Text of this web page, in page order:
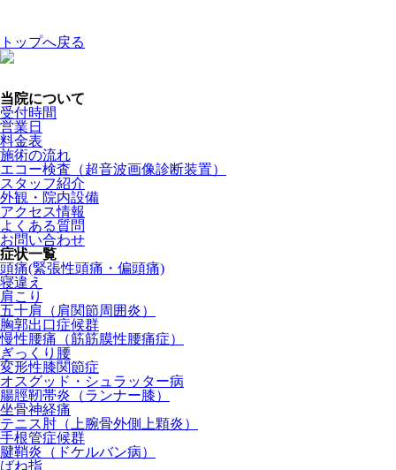
トップへ戻る
当院について
受付時間
営業日
料金表
施術の流れ
エコー検査（超音波画像診断装置）
スタッフ紹介
外観・院内設備
アクセス情報
よくある質問
お問い合わせ
症状一覧
頭痛(緊張性頭痛・偏頭痛)
寝違え
肩こり
五十肩（肩関節周囲炎）
胸郭出口症候群
慢性腰痛（筋筋膜性腰痛症）
ぎっくり腰
変形性膝関節症
オスグッド・シュラッター病
腸脛靭帯炎（ランナー膝）
坐骨神経痛
テニス肘（上腕骨外側上顆炎）
手根管症候群
腱鞘炎（ドケルバン病）
ばね指